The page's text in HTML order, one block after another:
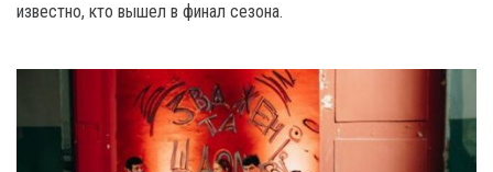
известно, кто вышел в финал сезона.